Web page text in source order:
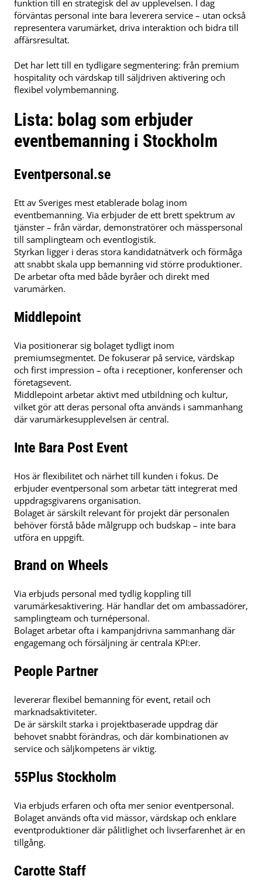
funktion till en strategisk del av upplevelsen. I dag
förväntas personal inte bara leverera service – utan också
representera varumärket, driva interaktion och bidra till
affärsresultat.
Det har lett till en tydligare segmentering: från premium
hospitality och värdskap till säljdriven aktivering och
flexibel volymbemanning.
Lista: bolag som erbjuder
eventbemanning i Stockholm
Eventpersonal.se
Ett av Sveriges mest etablerade bolag inom
eventbemanning. Via erbjuder de ett brett spektrum av
tjänster – från värdar, demonstratörer och mässpersonal
till samplingteam och eventlogistik.
Styrkan ligger i deras stora kandidatnätverk och förmåga
att snabbt skala upp bemanning vid större produktioner.
De arbetar ofta med både byråer och direkt med
varumärken.
Middlepoint
Via positionerar sig bolaget tydligt inom
premiumsegmentet. De fokuserar på service, värdskap
och first impression – ofta i receptioner, konferenser och
företagsevent.
Middlepoint arbetar aktivt med utbildning och kultur,
vilket gör att deras personal ofta används i sammanhang
där varumärkesupplevelsen är central.
Inte Bara Post Event
Hos är flexibilitet och närhet till kunden i fokus. De
erbjuder eventpersonal som arbetar tätt integrerat med
uppdragsgivarens organisation.
Bolaget är särskilt relevant för projekt där personalen
behöver förstå både målgrupp och budskap – inte bara
utföra en uppgift.
Brand on Wheels
Via erbjuds personal med tydlig koppling till
varumärkesaktivering. Här handlar det om ambassadörer,
samplingteam och turnépersonal.
Bolaget arbetar ofta i kampanjdrivna sammanhang där
engagemang och försäljning är centrala KPI:er.
People Partner
levererar flexibel bemanning för event, retail och
marknadsaktiviteter.
De är särskilt starka i projektbaserade uppdrag där
behovet snabbt förändras, och där kombinationen av
service och säljkompetens är viktig.
55Plus Stockholm
Via erbjuds erfaren och ofta mer senior eventpersonal.
Bolaget används ofta vid mässor, värdskap och enklare
eventproduktioner där pålitlighet och livserfarenhet är en
tillgång.
Carotte Staff